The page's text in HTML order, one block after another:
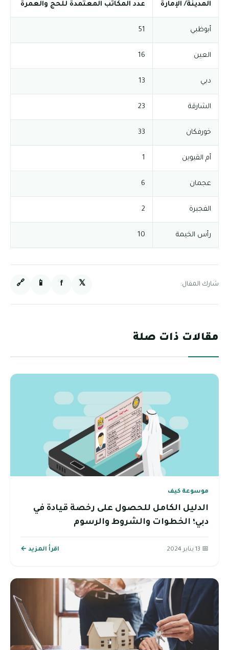
المدينة/ الإمارة عدد المكاتب المعتمدة للحج والعمرة
أبوظبي 51
العين 16
دبي 13
الشارقة 23
خورفكان 33
أم القيوين 1
عجمان 6
الفجيرة 2
رأس الخيمة 10
شارك المقال: 𝕏
f
📱
🔗
مقالات ذات صلة
موسوعة كيف
الدليل الكامل للحصول على رخصة قيادة في
دبي؛ الخطوات والشروط والرسوم
📅 13 يناير 2024 اقرأ المزيد ←